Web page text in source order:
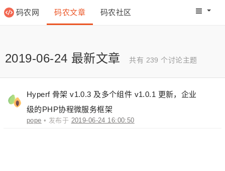
码农网 码农文章 码农社区 码农网
2019-06-24 最新文章 共有 239 个讨论主题
Hyperf 骨架 v1.0.3 及多个组件 v1.0.1 更新，企业
级的PHP协程微服务框架
pope • 发布于 2019-06-24 16:00:50